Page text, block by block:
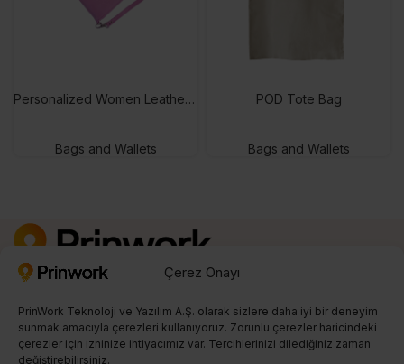
Çerez Onayı
PrinWork Teknoloji ve Yazılım A.Ş. olarak sizlere daha iyi bir deneyim
sunmak amacıyla çerezleri kullanıyoruz. Zorunlu çerezler haricindeki
çerezler için izninize ihtiyacımız var. Tercihlerinizi dilediğiniz zaman
değiştirebilirsiniz.
Personalized Women Leather Wallet
Bags and Wallets
POD Tote Bag
Bags and Wallets
Kayıt Ol
info@prinwork.com